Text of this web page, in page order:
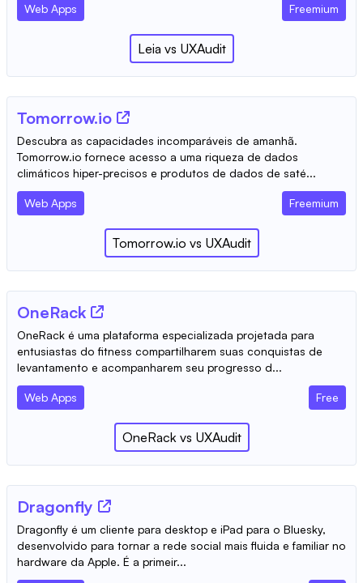
Web Apps Freemium
Leia vs UXAudit
Tomorrow.io
Descubra as capacidades incomparáveis ​​de amanhã.
Tomorrow.io fornece acesso a uma riqueza de dados
climáticos hiper-precisos e produtos de dados de saté...
Web Apps Freemium
Tomorrow.io vs UXAudit
OneRack
OneRack é uma plataforma especializada projetada para
entusiastas do fitness compartilharem suas conquistas de
levantamento e acompanharem seu progresso d...
Web Apps Free
OneRack vs UXAudit
Dragonfly
Dragonfly é um cliente para desktop e iPad para o Bluesky,
desenvolvido para tornar a rede social mais fluida e familiar no
hardware da Apple. É a primeir...